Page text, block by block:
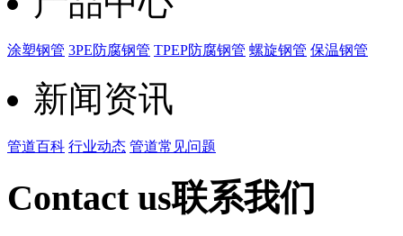
涂塑钢管 3PE防腐钢管 TPEP防腐钢管 螺旋钢管 保温钢管
新闻资讯
管道百科 行业动态 管道常见问题
Contact us联系我们